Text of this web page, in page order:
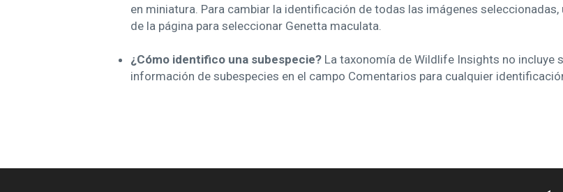
en miniatura. Para cambiar la identificación de todas las imágenes
de la página para seleccionar Genetta maculata.
¿Cómo identifico una subespecie? La taxonomía de Wildlife Insights no incluye
información de subespecies en el campo Comentarios para cualquier